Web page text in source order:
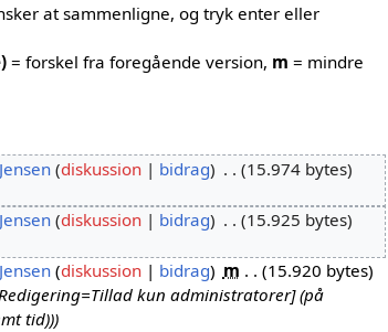
at sammenligne, og tryk enter eller
= forskel fra foregående version, m = mindre
diskussion bidrag
15.974 bytes
diskussion bidrag
15.925 bytes
diskussion bidrag m
15.920 bytes
kun administratorer] (på
tid))